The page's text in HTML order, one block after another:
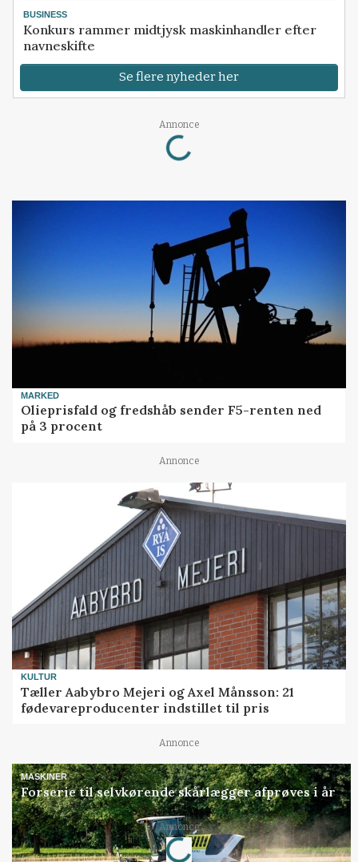
BUSINESS
Konkurs rammer midtjysk maskinhandler efter
navneskifte
Se flere nyheder her
Annonce
Loading...
MARKED
Olieprisfald og fredshåb sender F5-renten ned
på 3 procent
Annonce
KULTUR
Tæller Aabybro Mejeri og Axel Månsson: 21
fødevareproducenter indstillet til pris
Annonce
MASKINER
Forserie til selvkørende skårlægger afprøves i år
Annonce
Loading...